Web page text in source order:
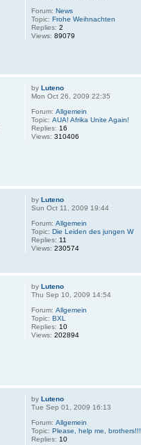
Forum:News
Topic:Frohe Weihnachten
Replies:2
Views:89079
byLuteno
Mon Oct 26, 2009 22:35
Forum:Allgemein
Topic:AUA! Afrika Unite Again!
Replies: 16
Views:310406
byLuteno
Sun Oct 11, 2009 19:44
Forum:Allgemein
Topic:Die Leiden des jungen W
Replies: 11
Views:230574
byLuteno
Thu Sep 10, 2009 14:54
Forum:Allgemein
Topic:BXL
Replies: 10
Views:202894
byLuteno
Tue Sep 01, 2009 16:13
Forum:Allgemein
Topic:Please, help me, brothers!!!
Replies: 10